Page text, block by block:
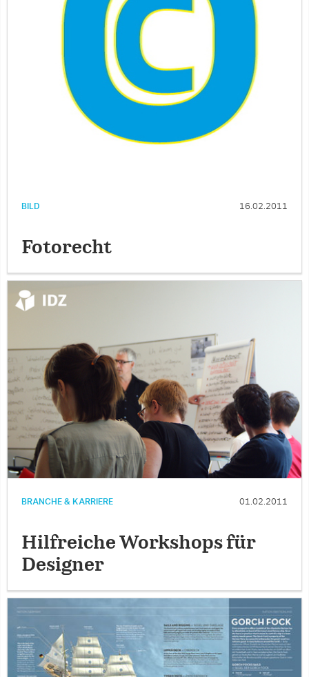
BILD 16.02.2011
Fotorecht
BRANCHE & KARRIERE 01.02.2011
Hilfreiche Workshops für
Designer